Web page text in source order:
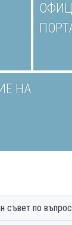
НА
и дейността на Консултативен